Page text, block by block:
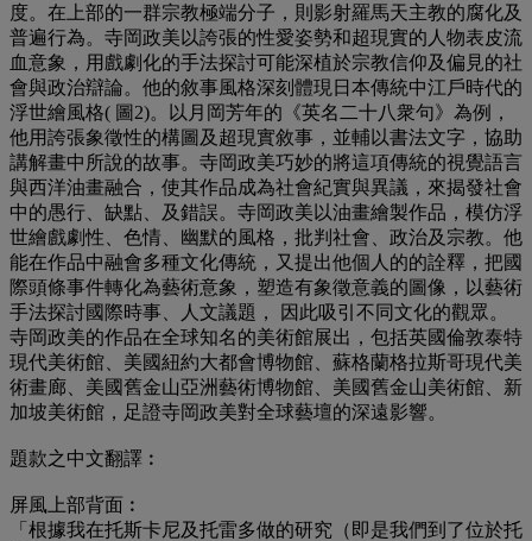
度。在上部的一群宗教極端分子，則影射羅馬天主教的腐化及
普遍行為。寺岡政美以誇張的性愛姿勢和超現實的人物表皮流
血意象，用戲劇化的手法探討可能深植於宗教信仰及偏見的社
會與政治辯論。他的敘事風格深刻體現日本傳統中江戶時代的
浮世繪風格( 圖2)。以月岡芳年的《英名二十八衆句》為例，
他用誇張象徵性的構圖及超現實敘事，並輔以書法文字，協助
講解畫中所說的故事。寺岡政美巧妙的將這項傳統的視覺語言
與西洋油畫融合，使其作品成為社會紀實與異議，來揭發社會
中的愚行、缺點、及錯誤。寺岡政美以油畫繪製作品，模仿浮
世繪戲劇性、色情、幽默的風格，批判社會、政治及宗教。他
能在作品中融會多種文化傳統，又提出他個人的的詮釋，把國
際頭條事件轉化為藝術意象，塑造有象徵意義的圖像，以藝術
手法探討國際時事、人文議題， 因此吸引不同文化的觀眾。
寺岡政美的作品在全球知名的美術館展出，包括英國倫敦泰特
現代美術館、美國紐約大都會博物館、蘇格蘭格拉斯哥現代美
術畫廊、美國舊金山亞洲藝術博物館、美國舊金山美術館、新
加坡美術館，足證寺岡政美對全球藝壇的深遠影響。
題款之中文翻譯︰
屏風上部背面︰
「根據我在托斯卡尼及托雷多做的研究（即是我們到了位於托